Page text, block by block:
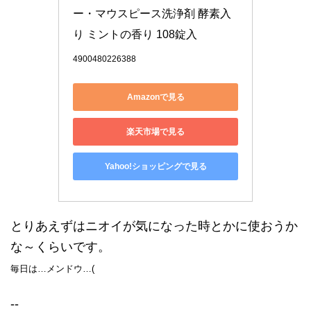
ー・マウスピース洗浄剤 酵素入
り ミントの香り 108錠入
4900480226388
Amazonで見る
楽天市場で見る
Yahoo!ショッピングで見る
とりあえずはニオイが気になった時とかに使おうか
な～くらいです。
毎日は…メンドウ…(
--